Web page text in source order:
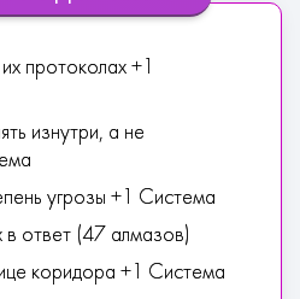
протоколах +1
изнутри, а не
угрозы +1 Система
в ответ (47 алмазов)
коридора +1 Система